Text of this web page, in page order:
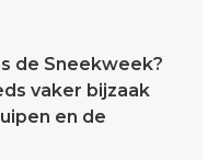
de Sneekweek?
vaker bijzaak
en de